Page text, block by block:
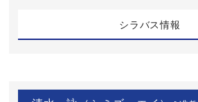
シラバス情報